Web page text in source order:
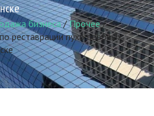
бизнеса/Прочее/
реставрации пухо перовых